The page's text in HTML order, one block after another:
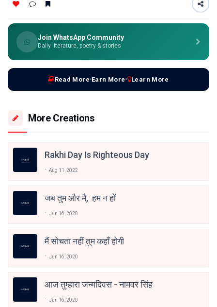
Join WhatsApp Community
Daily literature, poetry & stories
Read More Earn More Learn More
More Creations
Rakhi Day Is Righteous Day
Aug 11, 2022
जब तुम और मै, हम न हों
Jun 16, 2020
मैं सोचता नहीं तुम कहाँ होगी
Jun 16, 2020
आज तुम्हारा जन्मदिवस - नामवर सिंह
Jun 16, 2020